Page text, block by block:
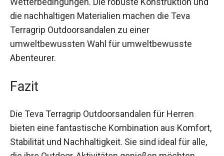
sie besonders praktisch bei Aktivitäten in der
Nähe von Wasser oder bei wechselhaften
Wetterbedingungen. Die robuste Konstruktion
und die nachhaltigen Materialien machen die
Teva Terragrip Outdoorsandalen zu einer
Abenteurer.
Fazit
Die Teva Terragrip Outdoorsandalen für Herren